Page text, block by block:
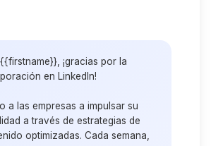
¡gracias por la
en LinkedIn!
a las empresas a impulsar su
a través de estrategias de
optimizadas. Cada semana,